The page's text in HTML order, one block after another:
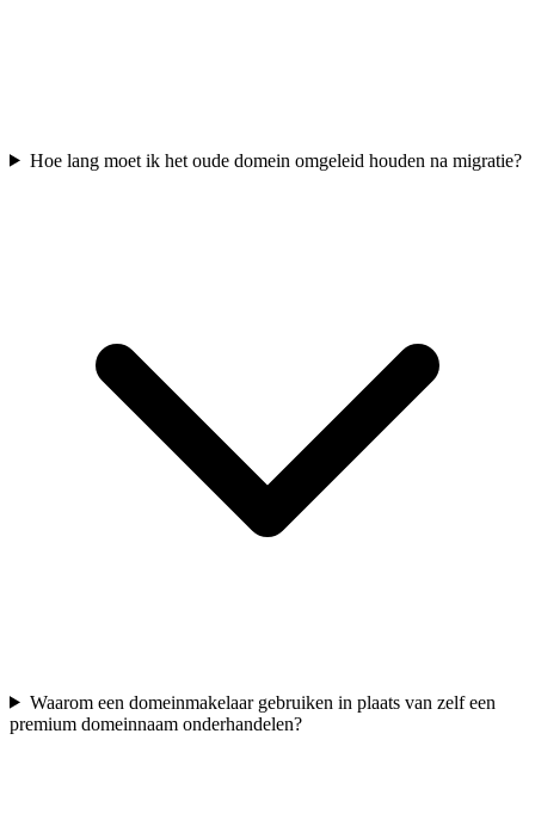
Hoe lang moet ik het oude domein omgeleid houden na migratie?
Waarom een domeinmakelaar gebruiken in plaats van zelf een
premium domeinnaam onderhandelen?